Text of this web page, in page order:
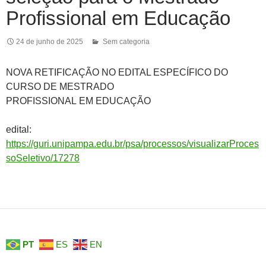
Profissional em Educação
24 de junho de 2025 Sem categoria
NOVA RETIFICAÇÃO NO EDITAL ESPECÍFICO DO
CURSO DE MESTRADO
PROFISSIONAL EM EDUCAÇÃO
edital:
https://guri.unipampa.edu.br/psa/processos/visualizarProces
soSeletivo/17278
PT ES EN